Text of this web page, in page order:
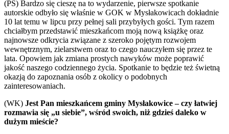
(PS) Bardzo się cieszę na to wydarzenie, pierwsze spotkanie
autorskie odbyło się właśnie w GOK w Mysłakowicach dokładnie
10 lat temu w lipcu przy pełnej sali przybyłych gości. Tym razem
chciałbym przedstawić mieszkańcom moją nową książkę oraz
najnowsze odkrycia związane z szeroko pojętym rozwojem
wewnętrznym, zielarstwem oraz to czego nauczyłem się przez te
lata. Opowiem jak zmiana prostych nawyków może poprawić
jakość naszego codziennego życia. Spotkanie to będzie też świetną
okazją do zapoznania osób z okolicy o podobnych
zainteresowaniach.
(WK) Jest Pan mieszkańcem gminy Mysłakowice – czy łatwiej
rozmawia się „u siebie”, wśród swoich, niż gdzieś daleko w
dużym mieście?